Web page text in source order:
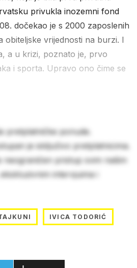
privukla inozemni fond
dočekao je s 2000 zaposlenih
obiteljske vrijednosti na burzi. I
a u krizi, poznato je, prvo
i sporta. Upravo ono čime se
pretplatničke ponude.
je isključivo pretplatnicima.
neograničen pristup svim našim
intervjuima i
IVICA TODORIĆ